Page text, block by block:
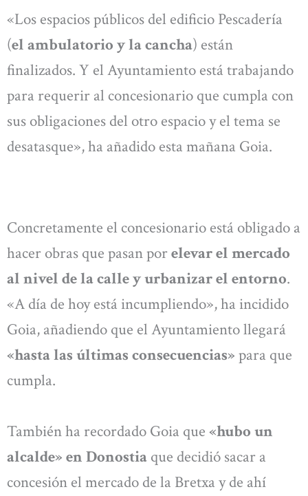
«Los espacios públicos del edificio Pescadería
(el ambulatorio y la cancha) están
finalizados. Y el Ayuntamiento está trabajando
para requerir al concesionario que cumpla con
sus obligaciones del otro espacio y el tema se
desatasque», ha añadido esta mañana Goia.
Concretamente el concesionario está obligado a
hacer obras que pasan porelevar el mercado
al nivel de la calle y urbanizar el entorno.
«A día de hoy está incumpliendo», ha incidido
Goia, añadiendo que el Ayuntamiento llegará
«hasta las últimas consecuencias» para que
cumpla.
También ha recordado Goia que «hubo un
alcalde» en Donostia que decidió sacar a
concesión el mercado de la Bretxa y de ahí